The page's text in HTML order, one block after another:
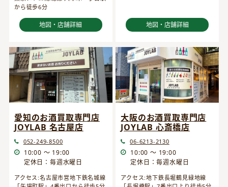
から徒歩6分
地図・店舗詳細 地図・店舗詳細
愛知のお酒買取専門店
JOYLAB 名古屋店
052-249-8500
10:00 ～ 19:00
定休日：毎週水曜日
アクセス:名古屋市営地下鉄名城線
大阪のお酒買取専門店
JOYLAB 心斎橋店
06-6213-2130
10:00 ～ 19:00
定休日：毎週水曜日
アクセス:地下鉄長堀鶴見緑地線